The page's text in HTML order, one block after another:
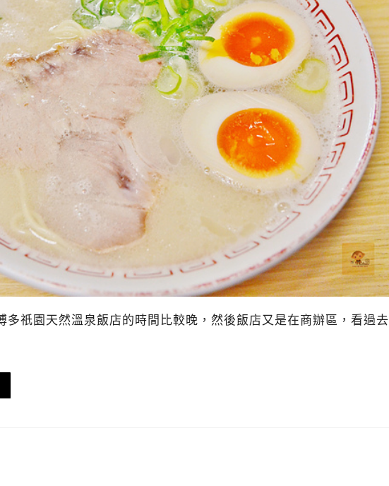
祇園天然溫泉飯店的時間比較晚，然後飯店又是在商辦區，看過去